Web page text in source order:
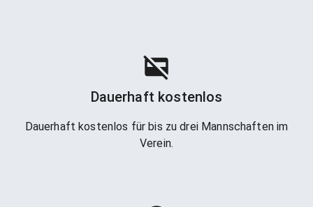
Dauerhaft kostenlos
Dauerhaft kostenlos für bis zu drei Mannschaften im
Verein.